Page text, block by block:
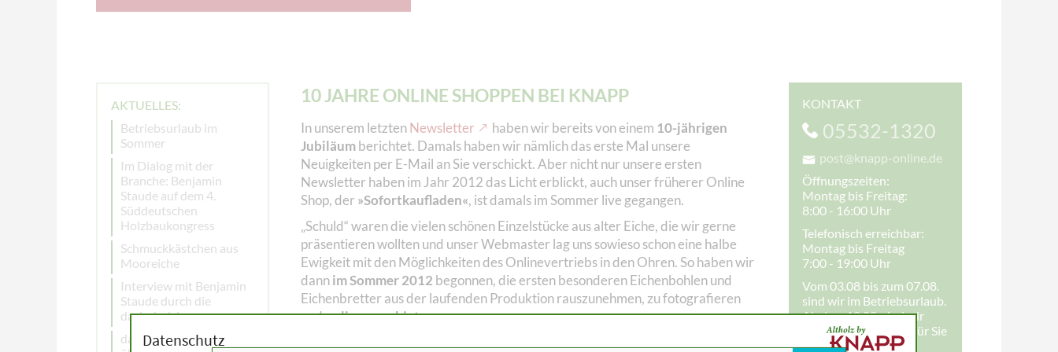
AKTUELLES:
Betriebsurlaub im
Sommer
Im Dialog mit der
Branche: Benjamin
Staude auf dem 4.
Süddeutschen
Holzbaukongress
Schmuckkästchen aus
Mooreiche
Interview mit Benjamin
Staude durch die
dach+holzbau
dach+holzbau berichtet
KONTAKT
05532-1320
post@knapp-online.de
Öffnungszeiten:
Montag bis Freitag:
8:00 - 16:00 Uhr
Telefonisch erreichbar:
Montag bis Freitag
7:00 - 19:00 Uhr
Vom 03.08 bis zum 07.08.
sind wir im Betriebsurlaub.
Ab dem 10.08. sind wir
wieder wie gewohnt für Sie
erreichbar.
10 JAHRE ONLINE SHOPPEN BEI KNAPP
In unserem letztenNewsletter haben wir bereits von einem 10-jährigen
Jubiläumberichtet. Damals haben wir nämlich das erste Mal unsere
Neuigkeiten per E-Mail an Sie verschickt. Aber nicht nur unsere ersten
Newsletter haben im Jahr 2012 das Licht erblickt, auch unser früherer Online
Shop, der»Sofortkaufladen«, ist damals im Sommer live gegangen.
„Schuld“ waren die vielen schönen Einzelstücke aus alter Eiche, die wir gerne
präsentieren wollten und unser Webmaster lag uns sowieso schon eine halbe
Ewigkeit mit den Möglichkeiten des Onlinevertriebs in den Ohren. So haben wir
dannim Sommer 2012 begonnen, die ersten besonderen Eichenbohlen und
Eichenbretter aus der laufenden Produktion rauszunehmen, zu fotografieren
undonline anzubieten.
Datenschutz